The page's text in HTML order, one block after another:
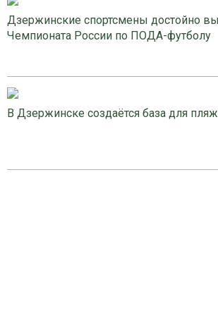
Дзержинские спортсмены достойно
Чемпионата России по ПОДА-футболу
В Дзержинске создаётся база для